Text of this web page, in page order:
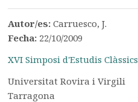
Autor/es:Carruesco, J.
Fecha: 22/10/2009
XVI Simposi d'Estudis Clàssics
Universitat Rovira i Virgili
Tarragona